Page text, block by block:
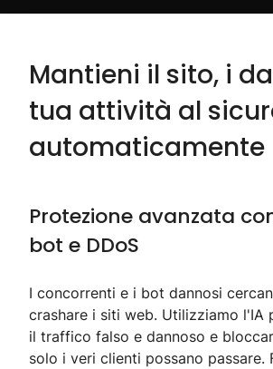
Mantieni il sito, i
tua attività al
automaticamente
Protezione avanzata
bot e DDoS
I concorrenti e i bot dannosi
crashare i siti web. Utilizziamo l'IA
il traffico falso e dannoso e
solo i veri clienti possano passare.